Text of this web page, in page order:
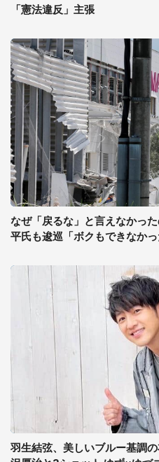
「憲法違反」主張
なぜ「戻るな」と言えなかっ
平氏も逡巡「ボクもできなかっ
羽生結弦、美しいブルー基調